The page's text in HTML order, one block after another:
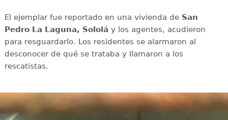
El ejemplar fue reportado en una vivienda deSan
Pedro La Laguna, Sololá y los agentes, acudieron
para resguardarlo. Los residentes se alarmaron al
desconocer de qué se trataba y llamaron a los
rescatistas.